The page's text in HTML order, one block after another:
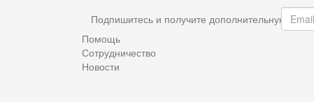
Подпишитесь и получите дополнительную
Помощь
Сотрудничество
Новости